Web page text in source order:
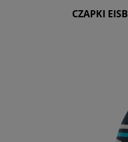
CZAPKI